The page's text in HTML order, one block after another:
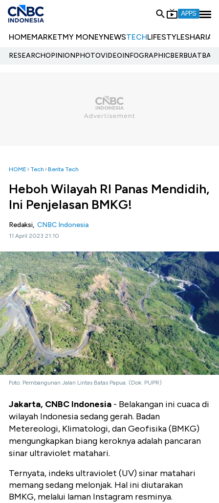
APPS
HOMEMARKETMY MONEYNEWSTECHLIFESTYLESHARIA
RESEARCHOPINIONPHOTOVIDEOINFOGRAPHIC
HOME Tech Berita Tech
Heboh Wilayah RI Panas Mendidih,
Ini Penjelasan BMKG!
Redaksi, CNBC Indonesia
11 April 2023 21:10
Foto: Pembangunan Jalan Lintas Batas Papua. (Dok: PUPR)
Jakarta, CNBC Indonesia - Belakangan ini cuaca di
wilayah Indonesia sedang gerah. Badan
Metereologi, Klimatologi, dan Geofisika (BMKG)
mengungkapkan biang keroknya adalah pancaran
sinar ultraviolet matahari.
Ternyata, indeks ultraviolet (UV) sinar matahari
memang sedang melonjak. Hal ini diutarakan
BMKG, melalui laman Instagram resminya.